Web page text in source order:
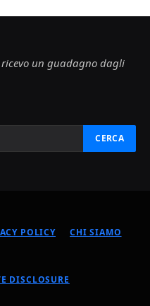
un guadagno dagli
POLICY CHI SIAMO
DISCLOSURE